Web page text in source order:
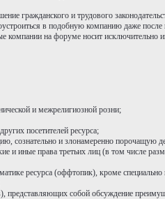
гражданского и трудового
в подобную компанию даже
компании на форуме носит
и межрелигиозной розни;
посетителей ресурса;
сознательно и злонамеренно
иные права третьих лиц (в том числе
ресурса (оффтопик), кроме
собой обсуждение